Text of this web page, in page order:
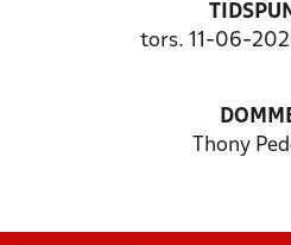
tors. 11-06-
Thony